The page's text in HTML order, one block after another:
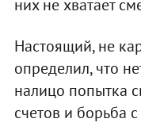
них не хватает
Настоящий, не
определил, что
налицо попытка
счетов и борьба